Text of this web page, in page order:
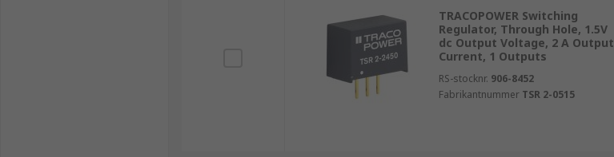
TRACOPOWER Switching
Regulator, Through Hole, 1.5V
dc Output Voltage, 2 A Output
Current, 1 Outputs
RS-stocknr. 906-8452
Fabrikantnummer TSR 2-0515